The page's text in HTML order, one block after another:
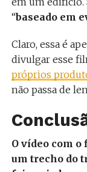
“baseado em
Claro, essa é
divulgar esse
próprios
não passa de
O vídeo com
um trecho do